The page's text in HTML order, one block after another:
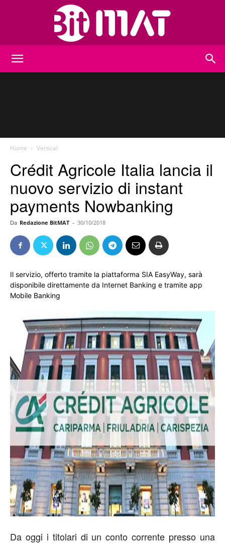
Home Vertical
Crédit Agricole Italia lancia il
nuovo servizio di instant
payments Nowbanking
Da Redazione BitMAT - 30/10/2018
Il servizio, offerto tramite la piattaforma SIA EasyWay, sarà
disponibile direttamente da Internet Banking e tramite app
Mobile Banking
Da oggi i titolari di un conto corrente presso una